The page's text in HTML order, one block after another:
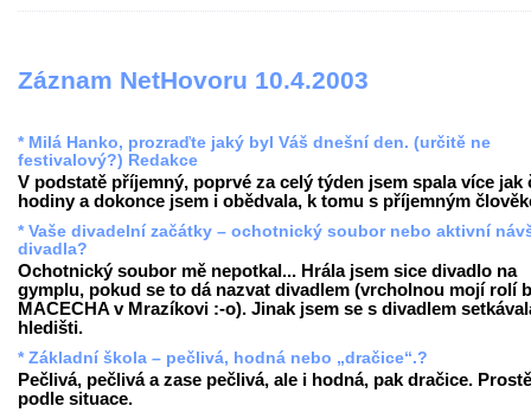
Záznam NetHovoru 10.4.2003
* Milá Hanko, prozraďte jaký byl Váš dnešní den. (určitě ne
festivalový?) Redakce
V podstatě příjemný, poprvé za celý týden jsem spala více jak
hodiny a dokonce jsem i obědvala, k tomu s příjemným
* Vaše divadelní začátky – ochotnický soubor nebo aktivní
divadla?
Ochotnický soubor mě nepotkal... Hrála jsem sice divadlo na
gymplu, pokud se to dá nazvat divadlem (vrcholnou mojí rolí
MACECHA v Mrazíkovi :-o). Jinak jsem se s divadlem
hledišti.
* Základní škola – pečlivá, hodná nebo „dračice“.?
Pečlivá, pečlivá a zase pečlivá, ale i hodná, pak dračice. Prostě
podle situace.